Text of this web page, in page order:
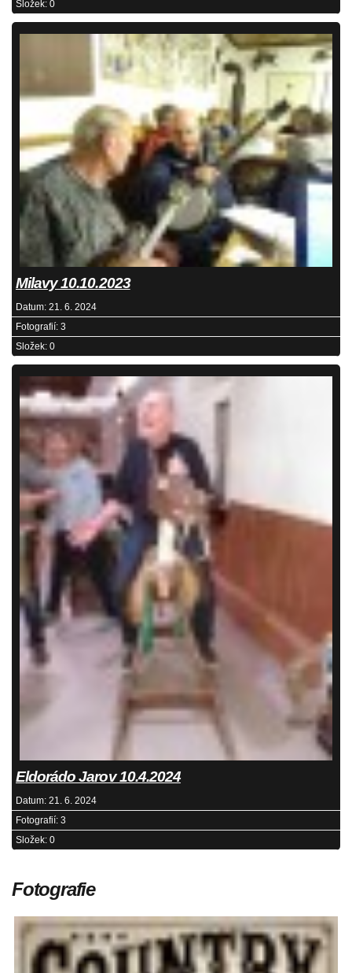
Složek: 0
Milavy 10.10.2023
Datum: 21. 6. 2024
Fotografií: 3
Složek: 0
Eldorádo Jarov 10.4.2024
Datum: 21. 6. 2024
Fotografií: 3
Složek: 0
Fotografie